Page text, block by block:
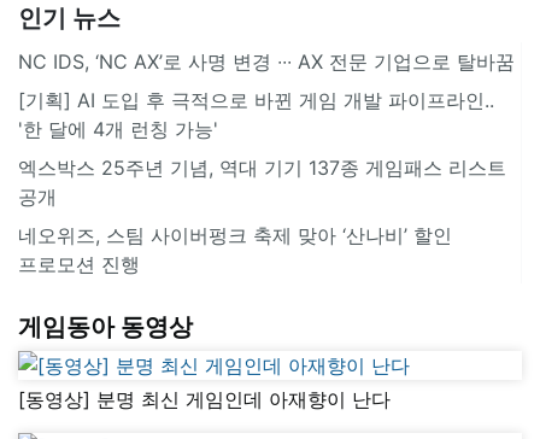
인기 뉴스
NC IDS, ‘NC AX’로 사명 변경 ∙∙∙ AX 전문 기업으로 탈바꿈
[기획] AI 도입 후 극적으로 바뀐 게임 개발 파이프라인..
'한 달에 4개 런칭 가능'
엑스박스 25주년 기념, 역대 기기 137종 게임패스 리스트
공개
네오위즈, 스팀 사이버펑크 축제 맞아 ‘산나비’ 할인
프로모션 진행
게임동아 동영상
[동영상] 분명 최신 게임인데 아재향이 난다